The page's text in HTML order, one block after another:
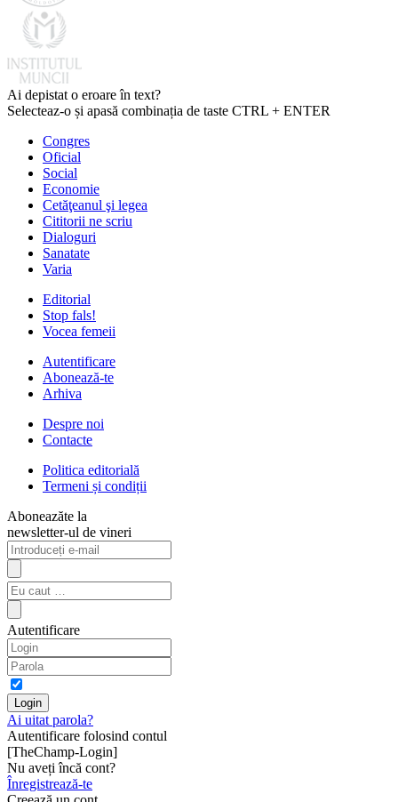
Ai depistat o eroare în text?
Selecteaz-o și apasă combinația de taste CTRL + ENTER
Congres
Oficial
Social
Economie
Cetăţeanul şi legea
Cititorii ne scriu
Dialoguri
Sanatate
Varia
Editorial
Stop fals!
Vocea femeii
Autentificare
Abonează-te
Arhiva
Despre noi
Contacte
Politica editorială
Termeni și condiții
Aboneazăte la
newsletter-ul de vineri
Autentificare
Ai uitat parola?
Autentificare folosind contul
[TheChamp-Login]
Nu aveți încă cont?
Înregistrează-te